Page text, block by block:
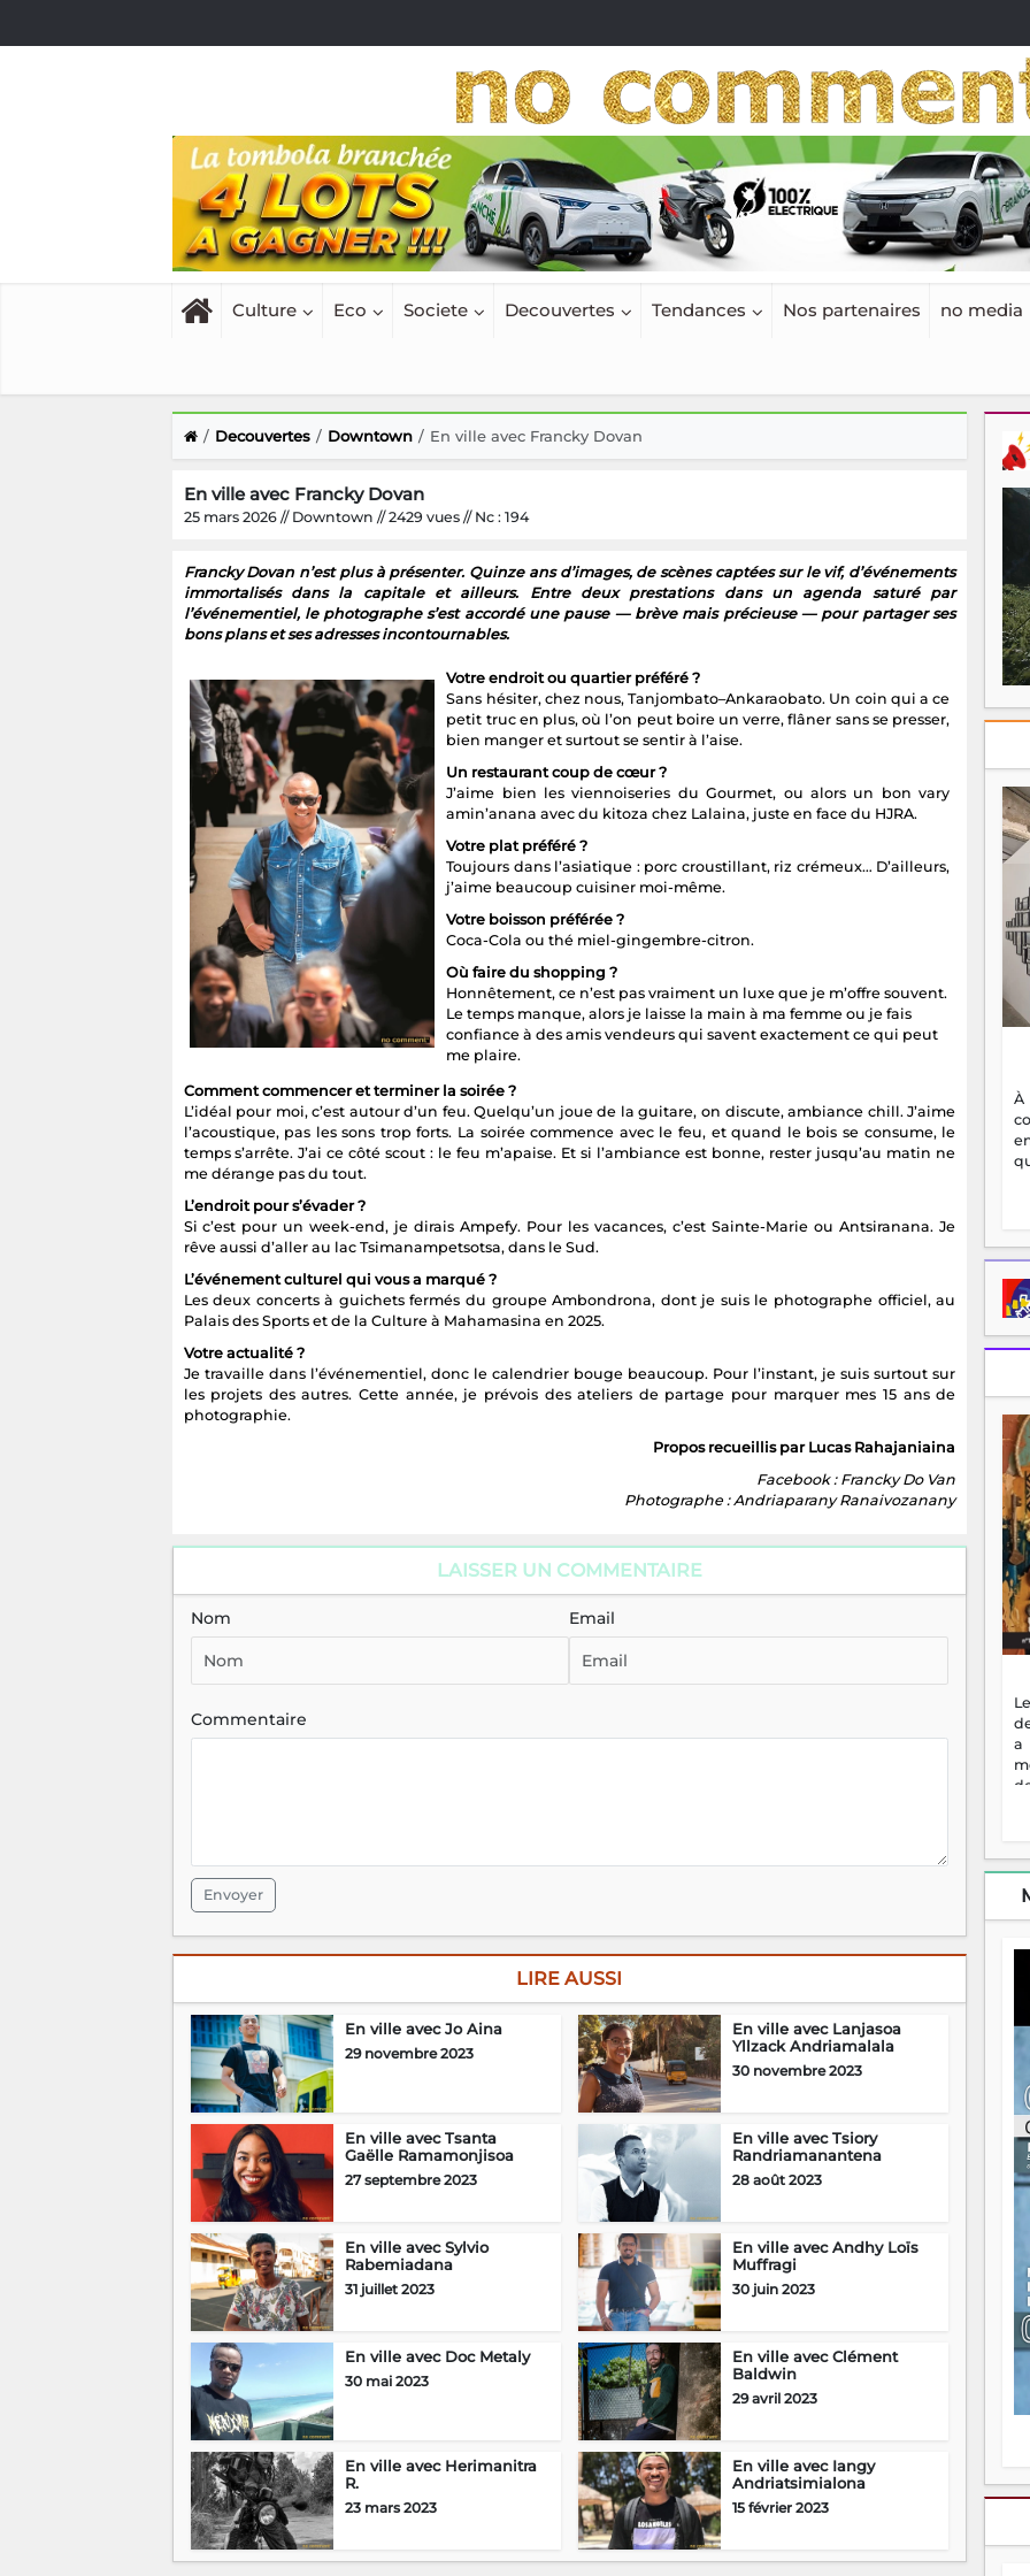
Culture Eco Societe Decouvertes Tendances Nos partenaires no media
Decouvertes Downtown En ville avec Francky Dovan
En ville avec Francky Dovan
25 mars 2026 // Downtown // 2429 vues // Nc : 194
Francky Dovan n’est plus à présenter. Quinze ans d’images, de scènes captées sur le vif, d’événements
immortalisés dans la capitale et ailleurs. Entre deux prestations dans un agenda saturé par
l’événementiel, le photographe s’est accordé une pause — brève mais précieuse — pour partager ses
bons plans et ses adresses incontournables.
Votre endroit ou quartier préféré ?
Sans hésiter, chez nous, Tanjombato–Ankaraobato. Un coin qui a ce
petit truc en plus, où l’on peut boire un verre, flâner sans se presser,
bien manger et surtout se sentir à l’aise.
Un restaurant coup de cœur ?
J’aime bien les viennoiseries du Gourmet, ou alors un bon vary
amin’anana avec du kitoza chez Lalaina, juste en face du HJRA.
Votre plat préféré ?
Toujours dans l’asiatique : porc croustillant, riz crémeux… D’ailleurs,
j’aime beaucoup cuisiner moi-même.
Votre boisson préférée ?
Coca-Cola ou thé miel-gingembre-citron.
Où faire du shopping ?
Honnêtement, ce n’est pas vraiment un luxe que je m’offre souvent.
Le temps manque, alors je laisse la main à ma femme ou je fais
confiance à des amis vendeurs qui savent exactement ce qui peut
me plaire.
Comment commencer et terminer la soirée ?
L’idéal pour moi, c’est autour d’un feu. Quelqu’un joue de la guitare, on discute, ambiance chill. J’aime
l’acoustique, pas les sons trop forts. La soirée commence avec le feu, et quand le bois se consume, le
temps s’arrête. J’ai ce côté scout : le feu m’apaise. Et si l’ambiance est bonne, rester jusqu’au matin ne
me dérange pas du tout.
L’endroit pour s’évader ?
Si c’est pour un week-end, je dirais Ampefy. Pour les vacances, c’est Sainte-Marie ou Antsiranana. Je
rêve aussi d’aller au lac Tsimanampetsotsa, dans le Sud.
L’événement culturel qui vous a marqué ?
Les deux concerts à guichets fermés du groupe Ambondrona, dont je suis le photographe officiel, au
Palais des Sports et de la Culture à Mahamasina en 2025.
Votre actualité ?
Je travaille dans l’événementiel, donc le calendrier bouge beaucoup. Pour l’instant, je suis surtout sur
les projets des autres. Cette année, je prévois des ateliers de partage pour marquer mes 15 ans de
photographie.
Propos recueillis par Lucas Rahajaniaina
Facebook : Francky Do Van
Photographe : Andriaparany Ranaivozanany
LAISSER UN COMMENTAIRE
Nom Email
Commentaire
Envoyer
LIRE AUSSI
En ville avec Jo Aina
29 novembre 2023
En ville avec Lanjasoa
Yllzack Andriamalala
30 novembre 2023
En ville avec Tsanta
Gaëlle Ramamonjisoa
27 septembre 2023
En ville avec Tsiory
Randriamanantena
28 août 2023
En ville avec Sylvio
Rabemiadana
31 juillet 2023
En ville avec Andhy Loïs
Muffragi
30 juin 2023
En ville avec Doc Metaly
30 mai 2023
En ville avec Clément
Baldwin
29 avril 2023
En ville avec Herimanitra
R.
23 mars 2023
En ville avec Iangy
Andriatsimialona
15 février 2023
a